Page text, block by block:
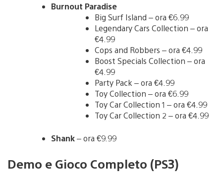
Burnout Paradise
Big Surf Island – ora €6.99
Legendary Cars Collection – ora
€4.99
Cops and Robbers – ora €4.99
Boost Specials Collection – ora
€4.99
Party Pack – ora €4.99
Toy Collection – ora €6.99
Toy Car Collection 1 – ora €4.99
Toy Car Collection 2 – ora €4.99
Shank– ora €9.99
Demo e Gioco Completo (PS3)